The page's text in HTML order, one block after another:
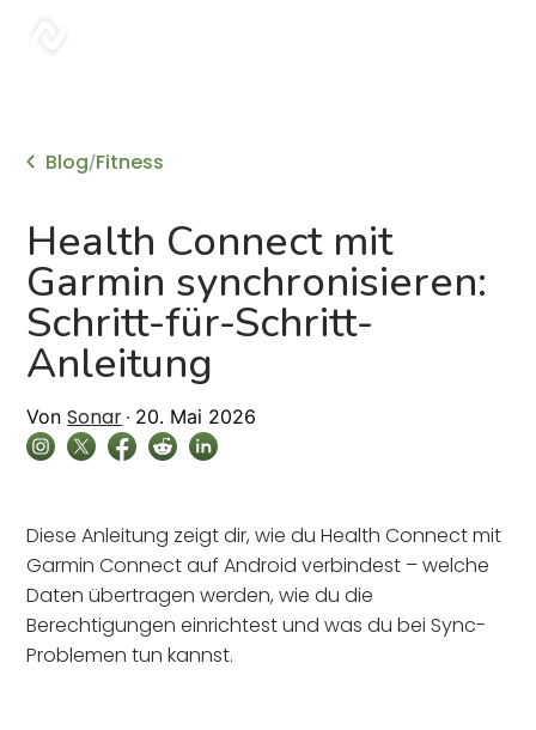
Blog/Fitness
Health Connect mit
Garmin synchronisieren:
Schritt-für-Schritt-
Anleitung
Von Sonar 20. Mai 2026
Diese Anleitung zeigt dir, wie du Health Connect mit
Garmin Connect auf Android verbindest – welche
Daten übertragen werden, wie du die
Berechtigungen einrichtest und was du bei Sync-
Problemen tun kannst.